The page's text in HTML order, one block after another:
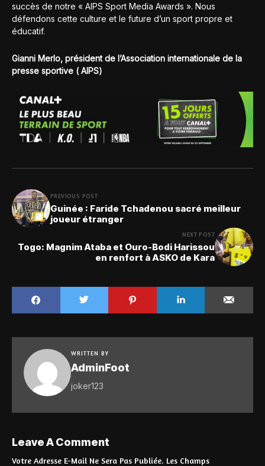
succès de notre « AIPS Sport Media Awards ». Nous
défendons cette culture et le future d’un sport propre et
éducatif.
Gianni Merlo, président de l’Association internationale de la
presse sportive ( AIPS)
PREVIOUS POST
Guinée : Faride Tchadenou sacré meilleur
joueur étranger
NEXT POST
Togo: Magnim Ataba et Ouro-Bodi Harissou
en renfort à ASKO de Kara
WRITTEN BY
AdminFoot
joker123
Leave A Comment
Votre Adresse E-Mail Ne Sera Pas Publiée. Les Champs